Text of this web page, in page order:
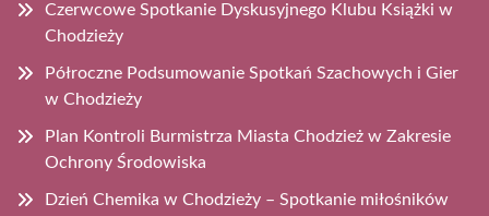
Czerwcowe Spotkanie Dyskusyjnego Klubu Książki w
Chodzieży
Półroczne Podsumowanie Spotkań Szachowych i Gier
w Chodzieży
Plan Kontroli Burmistrza Miasta Chodzież w Zakresie
Ochrony Środowiska
Dzień Chemika w Chodzieży – Spotkanie miłośników